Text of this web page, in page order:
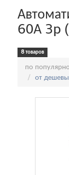
60А 3p
8 товаров
по
от